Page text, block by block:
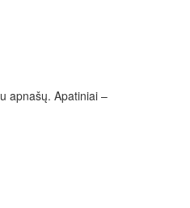
apnašų. Apatiniai –